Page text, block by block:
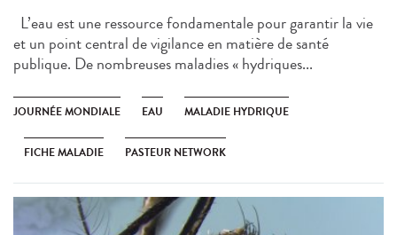
L’eau est une ressource fondamentale pour garantir la vie
et un point central de vigilance en matière de santé
publique. De nombreuses maladies « hydriques...
JOURNÉE MONDIALE EAU MALADIE HYDRIQUE
FICHE MALADIE PASTEUR NETWORK